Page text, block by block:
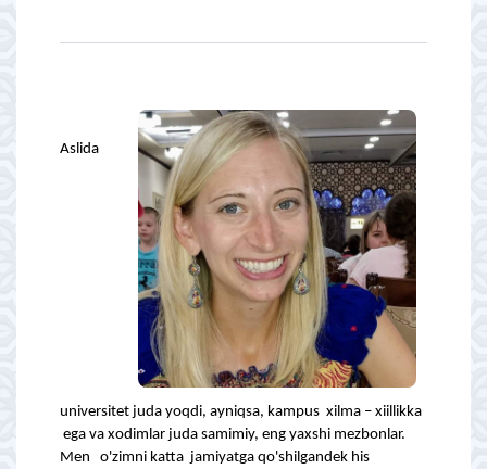
Aslida
universitet juda yoqdi, ayniqsa, kampus xilma – xiillikka
ega va xodimlar juda samimiy, eng yaxshi mezbonlar.
Men o'zimni katta jamiyatga qo'shilgandek his